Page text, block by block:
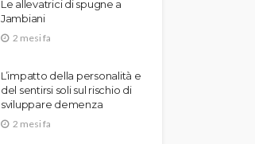
Le allevatrici di spugne a
Jambiani
2 mesi fa
L’impatto della personalità e
del sentirsi soli sul rischio di
sviluppare demenza
2 mesi fa